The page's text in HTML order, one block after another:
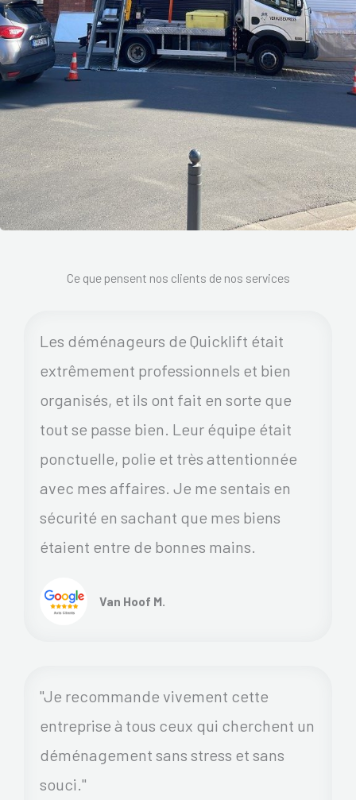
Ce que pensent nos clients de nos services
Les déménageurs de Quicklift était
extrêmement professionnels et bien
organisés, et ils ont fait en sorte que
tout se passe bien. Leur équipe était
ponctuelle, polie et très attentionnée
avec mes affaires. Je me sentais en
sécurité en sachant que mes biens
étaient entre de bonnes mains.
Van Hoof M.
"Je recommande vivement cette
entreprise à tous ceux qui cherchent un
déménagement sans stress et sans
souci."